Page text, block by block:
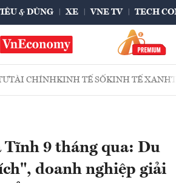
& DÙNG XE VNE TV TECH
TÀI CHÍNHKINH TẾ SỐKINH TẾ XANH
9 tháng qua: Du
doanh nghiệp giải